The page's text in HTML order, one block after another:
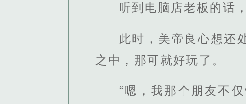
听到电脑店老板的话
此时，美帝良心想还
之中，那可就好玩了。
“嗯，我那个朋友不